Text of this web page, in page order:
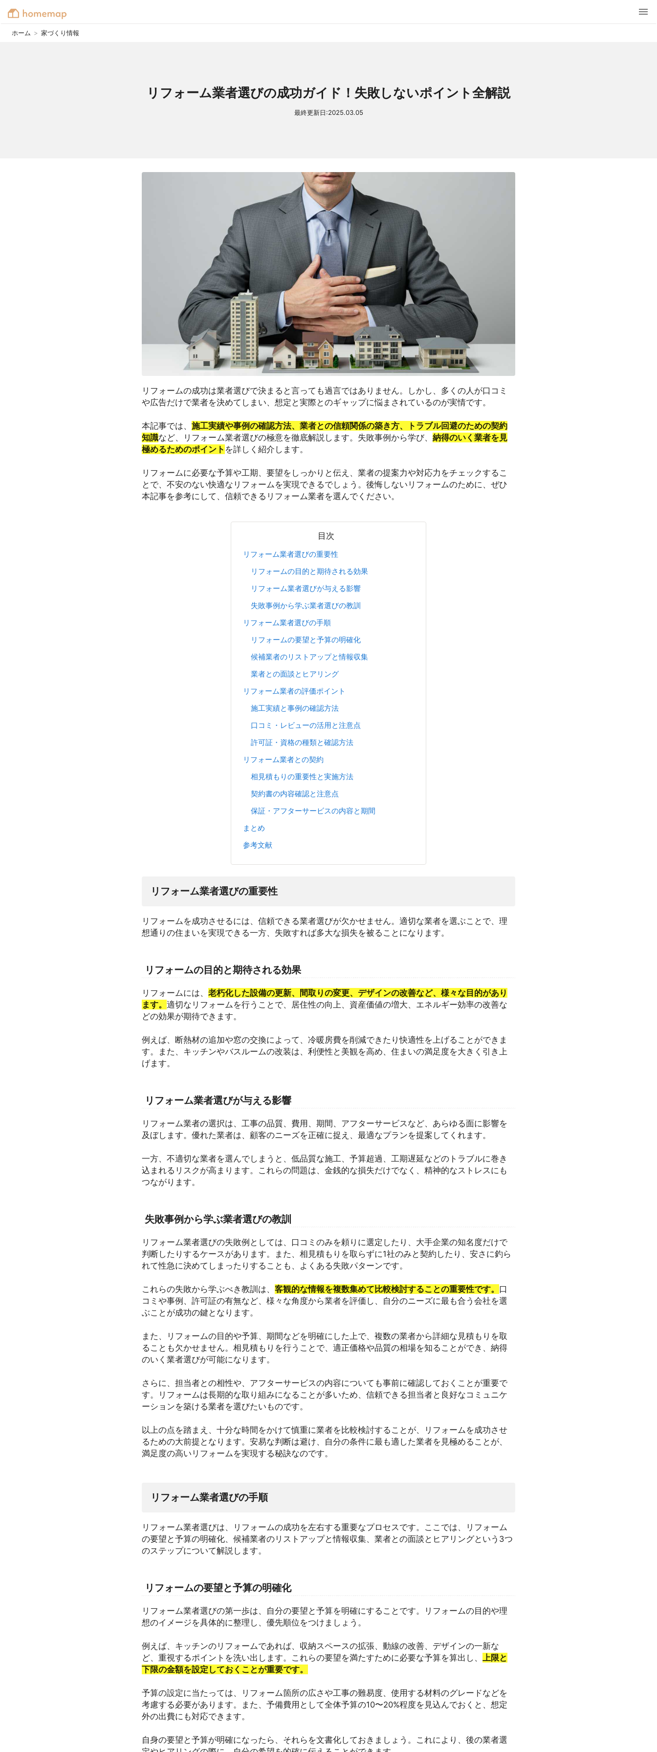
ホーム > 家づくり情報
リフォーム業者選びの成功ガイド！失敗しないポイント全解説
最終更新日:2025.03.05
リフォームの成功は業者選びで決まると言っても過言ではありません。しかし、多くの人が口コミ
や広告だけで業者を決めてしまい、想定と実際とのギャップに悩まされているのが実情です。
本記事では、 施工実績や事例の確認方法、業者との信頼関係の築き方、トラブル回避のための契約
知識など、リフォーム業者選びの極意を徹底解説します。失敗事例から学び、 納得のいく業者を見
極めるためのポイント を詳しく紹介します。
リフォームに必要な予算や工期、要望をしっかりと伝え、業者の提案力や対応力をチェックするこ
とで、不安のない快適なリフォームを実現できるでしょう。後悔しないリフォームのために、ぜひ
本記事を参考にして、信頼できるリフォーム業者を選んでください。
目次
リフォーム業者選びの重要性
リフォームの目的と期待される効果
リフォーム業者選びが与える影響
失敗事例から学ぶ業者選びの教訓
リフォーム業者選びの手順
リフォームの要望と予算の明確化
候補業者のリストアップと情報収集
業者との面談とヒアリング
リフォーム業者の評価ポイント
施工実績と事例の確認方法
口コミ・レビューの活用と注意点
許可証・資格の種類と確認方法
リフォーム業者との契約
相見積もりの重要性と実施方法
契約書の内容確認と注意点
保証・アフターサービスの内容と期間
まとめ
参考文献
リフォーム業者選びの重要性
リフォームを成功させるには、信頼できる業者選びが欠かせません。適切な業者を選ぶことで、理
想通りの住まいを実現できる一方、失敗すれば多大な損失を被ることになります。
リフォームの目的と期待される効果
リフォームには、 老朽化した設備の更新、間取りの変更、デザインの改善など、様々な目的があり
ます。 適切なリフォームを行うことで、居住性の向上、資産価値の増大、エネルギー効率の改善な
どの効果が期待できます。
例えば、断熱材の追加や窓の交換によって、冷暖房費を削減できたり快適性を上げることができま
す。また、キッチンやバスルームの改装は、利便性と美観を高め、住まいの満足度を大きく引き上
げます。
リフォーム業者選びが与える影響
リフォーム業者の選択は、工事の品質、費用、期間、アフターサービスなど、あらゆる面に影響を
及ぼします。優れた業者は、顧客のニーズを正確に捉え、最適なプランを提案してくれます。
一方、不適切な業者を選んでしまうと、低品質な施工、予算超過、工期遅延などのトラブルに巻き
込まれるリスクが高まります。これらの問題は、金銭的な損失だけでなく、精神的なストレスにも
つながります。
失敗事例から学ぶ業者選びの教訓
リフォーム業者選びの失敗例としては、口コミのみを頼りに選定したり、大手企業の知名度だけで
判断したりするケースがあります。また、相見積もりを取らずに1社のみと契約したり、安さに釣ら
れて性急に決めてしまったりすることも、よくある失敗パターンです。
これらの失敗から学ぶべき教訓は、 客観的な情報を複数集めて比較検討することの重要性です。 口
コミや事例、許可証の有無など、様々な角度から業者を評価し、自分のニーズに最も合う会社を選
ぶことが成功の鍵となります。
また、リフォームの目的や予算、期間などを明確にした上で、複数の業者から詳細な見積もりを取
ることも欠かせません。相見積もりを行うことで、適正価格や品質の相場を知ることができ、納得
のいく業者選びが可能になります。
さらに、担当者との相性や、アフターサービスの内容についても事前に確認しておくことが重要で
す。リフォームは長期的な取り組みになることが多いため、信頼できる担当者と良好なコミュニケ
ーションを築ける業者を選びたいものです。
以上の点を踏まえ、十分な時間をかけて慎重に業者を比較検討することが、リフォームを成功させ
るための大前提となります。安易な判断は避け、自分の条件に最も適した業者を見極めることが、
満足度の高いリフォームを実現する秘訣なのです。
リフォーム業者選びの手順
リフォーム業者選びは、リフォームの成功を左右する重要なプロセスです。ここでは、リフォーム
の要望と予算の明確化、候補業者のリストアップと情報収集、業者との面談とヒアリングという3つ
のステップについて解説します。
リフォームの要望と予算の明確化
リフォーム業者選びの第一歩は、自分の要望と予算を明確にすることです。リフォームの目的や理
想のイメージを具体的に整理し、優先順位をつけましょう。
例えば、キッチンのリフォームであれば、収納スペースの拡張、動線の改善、デザインの一新な
ど、重視するポイントを洗い出します。これらの要望を満たすために必要な予算を算出し、
上限と
下限の金額を設定しておくことが重要です。
予算の設定に当たっては、リフォーム箇所の広さや工事の難易度、使用する材料のグレードなどを
考慮する必要があります。また、予備費用として全体予算の10〜20%程度を見込んでおくと、想定
外の出費にも対応できます。
自身の要望と予算が明確になったら、それらを文書化しておきましょう。これにより、後の業者選